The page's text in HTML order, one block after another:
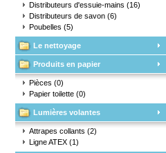
Distributeurs d'essuie-mains (16)
Distributeurs de savon (6)
Poubelles (5)
Le nettoyage
Produits en papier
Pièces (0)
Papier toilette (0)
Lumières volantes
Attrapes collants (2)
Ligne ATEX (1)